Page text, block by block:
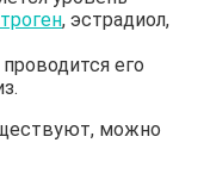
, эстрадиол,
его
можно